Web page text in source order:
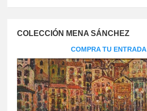
COLECCIÓN MENA SÁNCHEZ
COMPRA TU ENTRADA